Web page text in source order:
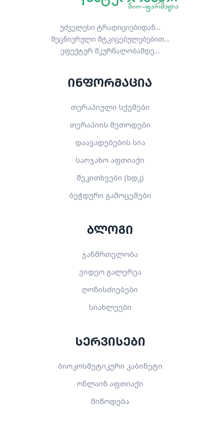
უძველესი ტრადიციებიდან…
მეცნიერული მტკიცებულებებით…
ეფექტურ მკურნალობამდე…
ინფორმაცია
თერაპიული სქემები
თერაპიის მეთოდები
დაავადებების სია
საოჯახო აფთიაქი
შეკითხვები (ხდკ)
ბეჭდური გამოცემები
ბლოგი
ჯანმრთელობა
ვიდეო გალერეა
ღონისძიებები
სიახლეები
სერვისები
ბიოკოსმეტიკური კაბინეტი
ონლაინ აფთიაქი
მიწოდება